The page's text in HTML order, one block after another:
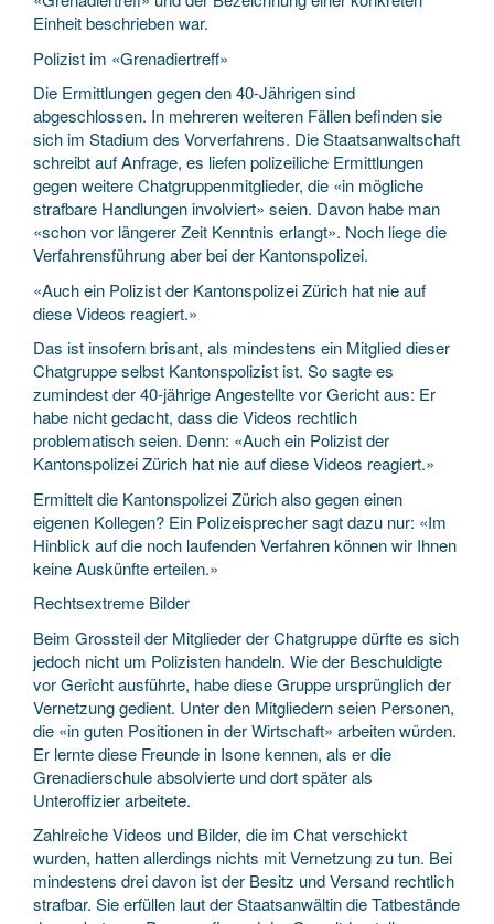
Einheit beschrieben war.
Polizist im «Grenadiertreff»
Die Ermittlungen gegen den 40-Jährigen sind
abgeschlossen. In mehreren weiteren Fällen befinden sie
sich im Stadium des Vorverfahrens. Die Staatsanwaltschaft
schreibt auf Anfrage, es liefen polizeiliche Ermittlungen
gegen weitere Chatgruppenmitglieder, die «in mögliche
strafbare Handlungen involviert» seien. Davon habe man
«schon vor längerer Zeit Kenntnis erlangt». Noch liege die
Verfahrensführung aber bei der Kantonspolizei.
«Auch ein Polizist der Kantonspolizei Zürich hat nie auf
diese Videos reagiert.»
Das ist insofern brisant, als mindestens ein Mitglied dieser
Chatgruppe selbst Kantonspolizist ist. So sagte es
zumindest der 40-jährige Angestellte vor Gericht aus: Er
habe nicht gedacht, dass die Videos rechtlich
problematisch seien. Denn: «Auch ein Polizist der
Kantonspolizei Zürich hat nie auf diese Videos reagiert.»
Ermittelt die Kantonspolizei Zürich also gegen einen
eigenen Kollegen? Ein Polizeisprecher sagt dazu nur: «Im
Hinblick auf die noch laufenden Verfahren können wir Ihnen
keine Auskünfte erteilen.»
Rechtsextreme Bilder
Beim Grossteil der Mitglieder der Chatgruppe dürfte es sich
jedoch nicht um Polizisten handeln. Wie der Beschuldigte
vor Gericht ausführte, habe diese Gruppe ursprünglich der
Vernetzung gedient. Unter den Mitgliedern seien Personen,
die «in guten Positionen in der Wirtschaft» arbeiten würden.
Er lernte diese Freunde in Isone kennen, als er die
Grenadierschule absolvierte und dort später als
Unteroffizier arbeitete.
Zahlreiche Videos und Bilder, die im Chat verschickt
wurden, hatten allerdings nichts mit Vernetzung zu tun. Bei
mindestens drei davon ist der Besitz und Versand rechtlich
strafbar. Sie erfüllen laut der Staatsanwältin die Tatbestände